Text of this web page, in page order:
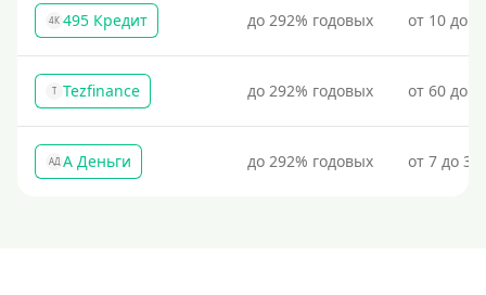
4К 495 Кредит до 292% годовых от 10 до
T Tezfinance до 292% годовых от 60 до
АД А Деньги до 292% годовых от 7 до